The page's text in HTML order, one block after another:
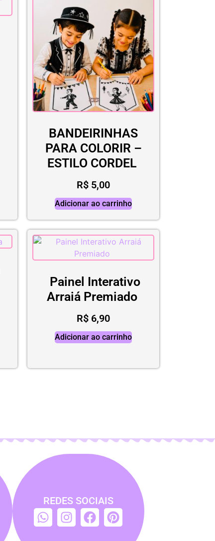
BANDEIRINHAS
PARA COLORIR –
ESTILO CORDEL
R$ 5,00
Adicionar ao carrinho
Painel Interativo
Arraiá Premiado
R$ 6,90
Adicionar ao carrinho
REDES SOCIAIS